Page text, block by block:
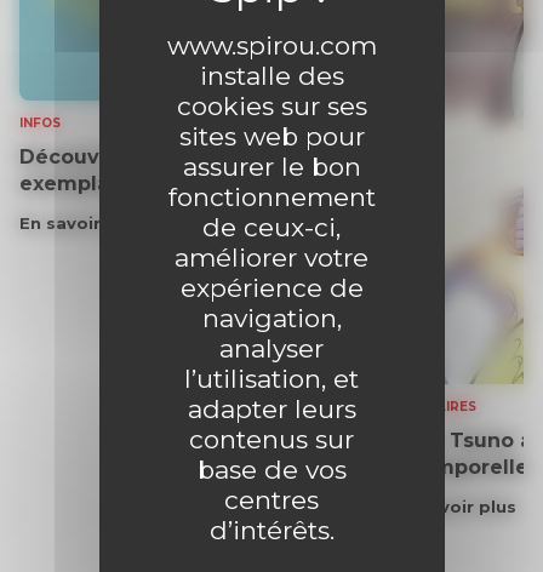
www.spirou.com
installe des
cookies sur ses
sites web pour
assurer le bon
fonctionnement
de ceux-ci,
améliorer votre
expérience de
navigation,
analyser
l’utilisation, et
adapter leurs
contenus sur
base de vos
centres
d’intérêts.
INFOS
Découvrez gratuitement un
exemplaire du journal !
En savoir plus
SOMMAIRES
Yoko Tsuno
intemporelle
En savoir plus